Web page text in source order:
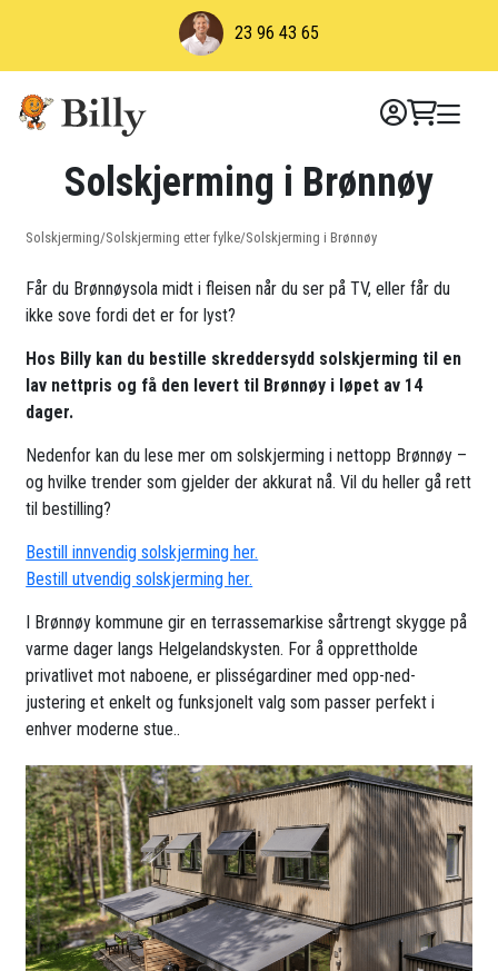
23 96 43 65
Solskjerming i Brønnøy
Solskjerming/Solskjerming etter fylke/Solskjerming i Brønnøy
Får du Brønnøysola midt i fleisen når du ser på TV, eller får du
ikke sove fordi det er for lyst?
Hos Billy kan du bestille skreddersydd solskjerming til en
lav nettpris og få den levert til Brønnøy i løpet av 14
dager.
Nedenfor kan du lese mer om solskjerming i nettopp Brønnøy –
og hvilke trender som gjelder der akkurat nå. Vil du heller gå rett
til bestilling?
Bestill innvendig solskjerming her.
Bestill utvendig solskjerming her.
I Brønnøy kommune gir en terrassemarkise sårtrengt skygge på
varme dager langs Helgelandskysten. For å opprettholde
privatlivet mot naboene, er plisségardiner med opp-ned-
justering et enkelt og funksjonelt valg som passer perfekt i
enhver moderne stue..